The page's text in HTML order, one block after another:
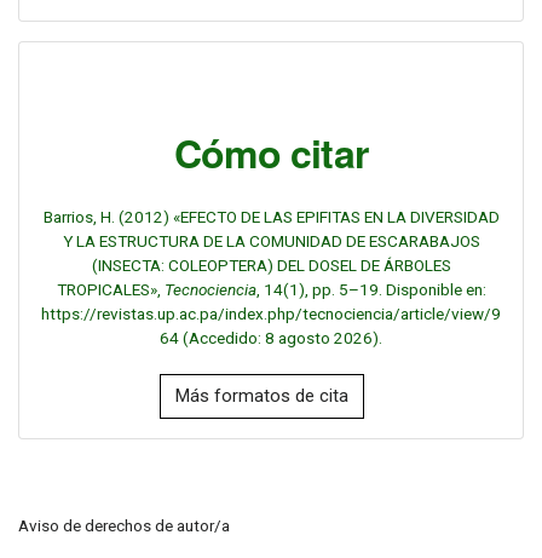
Cómo citar
Barrios, H. (2012) «EFECTO DE LAS EPIFITAS EN LA DIVERSIDAD
Y LA ESTRUCTURA DE LA COMUNIDAD DE ESCARABAJOS
(INSECTA: COLEOPTERA) DEL DOSEL DE ÁRBOLES
TROPICALES», Tecnociencia, 14(1), pp. 5–19. Disponible en:
https://revistas.up.ac.pa/index.php/tecnociencia/article/view/9
64 (Accedido: 8 agosto 2026).
Más formatos de cita
Aviso de derechos de autor/a